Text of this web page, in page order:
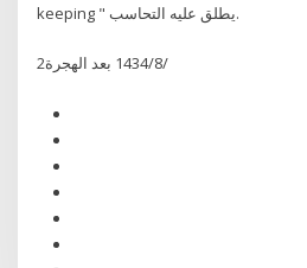
keeping " يطلق عليه التحاسب.
2‏‏/8‏‏/1434 بعد الهجرة